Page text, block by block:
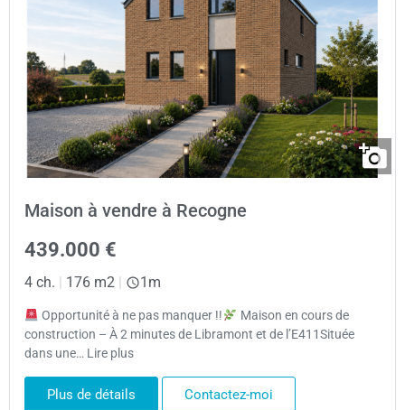
Maison à vendre à Recogne
439.000 €
4 ch. | 176 m2 | 1m
Opportunité à ne pas manquer !!
Maison en cours de
construction – À 2 minutes de Libramont et de l’E411Située
dans une… Lire plus
Plus de détails Contactez-moi